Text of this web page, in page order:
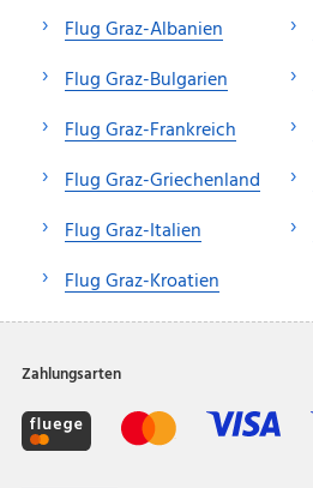
Flug Graz-Albanien
Flug Graz-Bulgarien
Flug Graz-Frankreich
Flug Graz-Griechenland
Flug Graz-Italien
Flug Graz-Kroatien